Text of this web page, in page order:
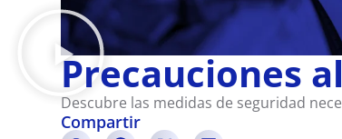
Precauciones
Descubre las medidas de seguridad
Compartir